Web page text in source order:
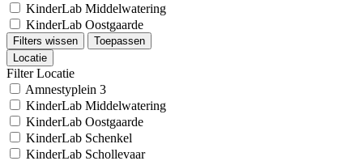
KinderLab Middelwatering
KinderLab Oostgaarde
Filters wissen
Toepassen
Locatie
Filter Locatie
Amnestyplein 3
KinderLab Middelwatering
KinderLab Oostgaarde
KinderLab Schenkel
KinderLab Schollevaar